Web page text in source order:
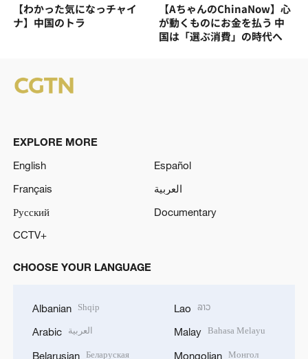
【わかった気になっチャイ
ナ】中国のトラ
【AちゃんのChinaNow】心
が動くものにお金を払う 中
国は「選ぶ消費」の時代へ
EXPLORE MORE
English
Español
Français
العربية
Русский
Documentary
CCTV+
CHOOSE YOUR LANGUAGE
Albanian Shqip
Arabic العربية
Belarusian Беларуская
Lao ລາວ
Malay Bahasa Melayu
Mongolian Монгол